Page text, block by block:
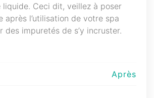
liquide. Ceci dit, veillez à poser
après l’utilisation de votre spa
des impuretés de s’y incruster.
Après